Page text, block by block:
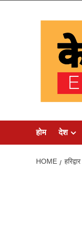
होम देश
HOME हरिद्वार